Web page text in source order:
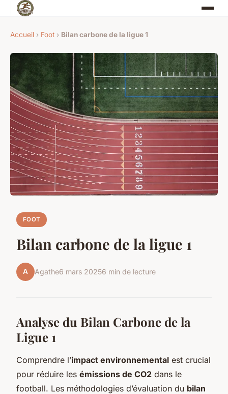
Accueil › Foot › Bilan carbone de la ligue 1
FOOT
Bilan carbone de la ligue 1
A Agathe6 mars 20256 min de lecture
Analyse du Bilan Carbone de la
Ligue 1
Comprendre l’impact environnemental est crucial
pour réduire les émissions de CO2 dans le
football. Les méthodologies d’évaluation du bilan